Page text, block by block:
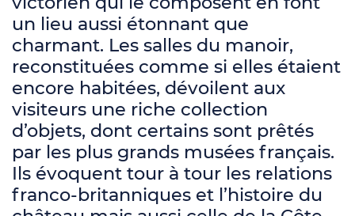
un lieu aussi étonnant que
charmant. Les salles du manoir,
reconstituées comme si elles étaient
encore habitées, dévoilent aux
visiteurs une riche collection
d’objets, dont certains sont prêtés
par les plus grands musées français.
Ils évoquent tour à tour les relations
franco-britanniques et l’histoire du